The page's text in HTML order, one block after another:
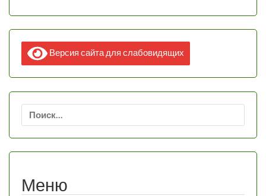
Версия сайта для слабовидящих
Найти:
Меню